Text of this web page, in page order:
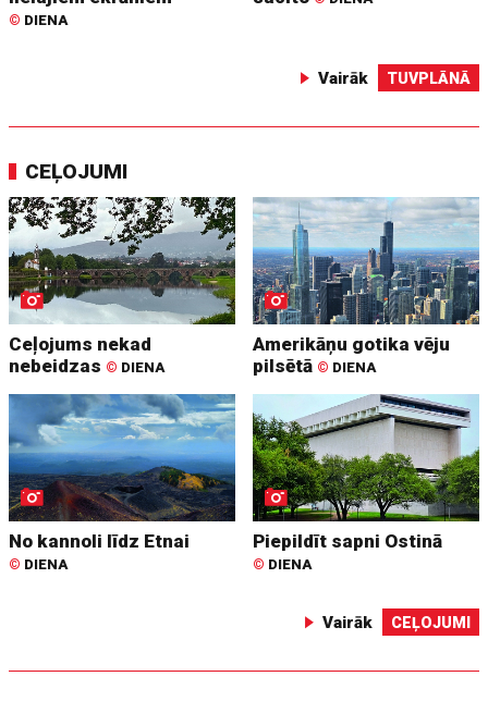
© DIENA
Vairāk TUVPLĀNĀ
CEĻOJUMI
Ceļojums nekad
nebeidzas © DIENA
Amerikāņu gotika vēju
pilsētā © DIENA
No kannoli līdz Etnai
© DIENA
Piepildīt sapni Ostinā
© DIENA
Vairāk CEĻOJUMI